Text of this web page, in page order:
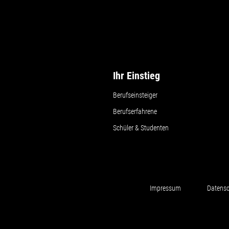
Ihr Einstieg
Berufseinsteiger
Berufserfahrene
Schüler & Studenten
Impressum